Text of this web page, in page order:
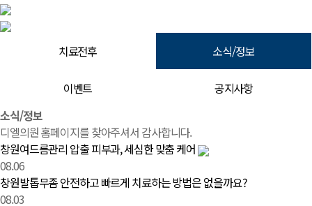
치료전후 소식/정보
이벤트
공지사항
소식/정보 | 창원 피부과 디엘의원
소식/정보
디엘의원 홈페이지를 찾아주셔서 감사합니다.
창원여드름관리 압출 피부과, 세심한 맞춤 케어
08.06
창원발톱무좀 안전하고 빠르게 치료하는 방법은 없을까요?
08.03